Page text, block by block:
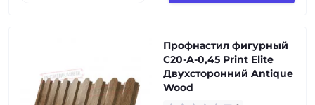
Профнастил фигурный
С20-А-0,45 Print Elite
Двухсторонний Antique
Wood